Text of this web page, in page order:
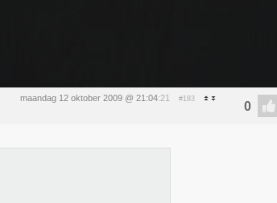
maandag 12 oktober 2009 @ 21:04:21 #183